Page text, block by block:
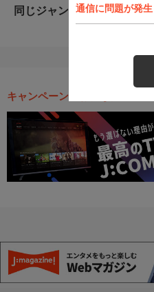
通信に問題が発
同じジャンルのおすすめ番
キャンペーン・お得な情報